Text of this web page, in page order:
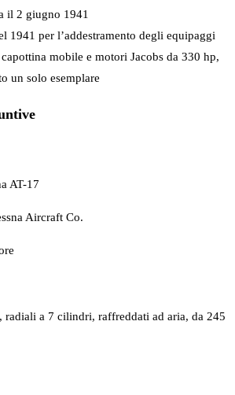
il 2 giugno 1941
1941 per l’addestramento degli equipaggi
mobile e motori Jacobs da 330 hp,
un solo esemplare
AT-17
Aircraft Co.
radiali a 7 cilindri, raffreddati ad aria, da 245